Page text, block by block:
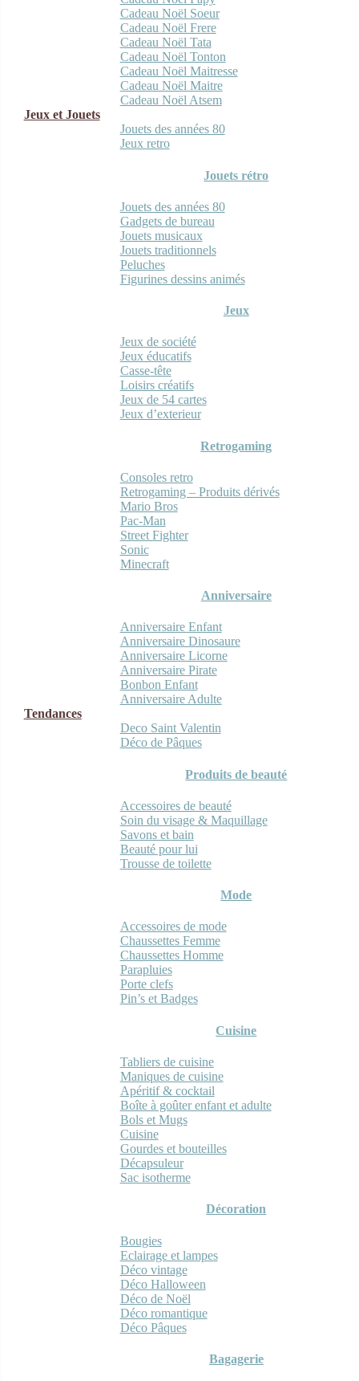
Cadeau Noël Soeur
Cadeau Noël Frere
Cadeau Noël Tata
Cadeau Noël Tonton
Cadeau Noël Maitresse
Cadeau Noël Maitre
Cadeau Noël Atsem
Jeux et Jouets
Jouets des années 80
Jeux retro
Jouets rétro
Jouets des années 80
Gadgets de bureau
Jouets musicaux
Jouets traditionnels
Peluches
Figurines dessins animés
Jeux
Jeux de société
Jeux éducatifs
Casse-tête
Loisirs créatifs
Jeux de 54 cartes
Jeux d’exterieur
Retrogaming
Consoles retro
Retrogaming – Produits dérivés
Mario Bros
Pac-Man
Street Fighter
Sonic
Minecraft
Anniversaire
Anniversaire Enfant
Anniversaire Dinosaure
Anniversaire Licorne
Anniversaire Pirate
Bonbon Enfant
Anniversaire Adulte
Tendances
Deco Saint Valentin
Déco de Pâques
Produits de beauté
Accessoires de beauté
Soin du visage & Maquillage
Savons et bain
Beauté pour lui
Trousse de toilette
Mode
Accessoires de mode
Chaussettes Femme
Chaussettes Homme
Parapluies
Porte clefs
Pin’s et Badges
Cuisine
Tabliers de cuisine
Maniques de cuisine
Apéritif & cocktail
Boîte à goûter enfant et adulte
Bols et Mugs
Cuisine
Gourdes et bouteilles
Décapsuleur
Sac isotherme
Décoration
Bougies
Eclairage et lampes
Déco vintage
Déco Halloween
Déco de Noël
Déco romantique
Déco Pâques
Bagagerie